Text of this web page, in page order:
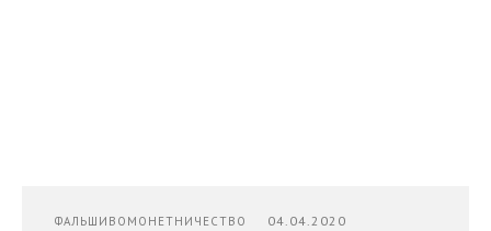
ФАЛЬШИВОМОНЕТНИЧЕСТВО 04.04.2020